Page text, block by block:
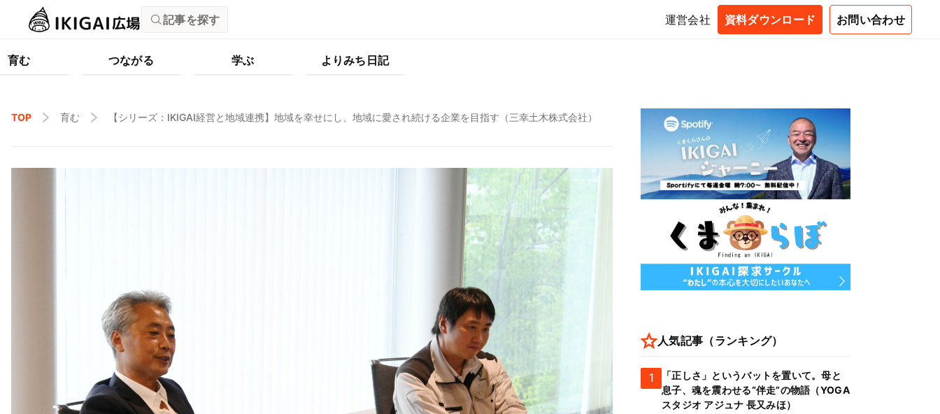
記事を探す 運営会社 資料ダウンロード お問い合わせ
育む つながる 学ぶ よりみち日記
TOP 育む 【シリーズ：IKIGAI経営と地域連携】地域を幸せにし、地域に愛され続ける企業を目指す（三幸土木株式会社）
人気記事（ランキング）
1
「正しさ」というバットを置いて。母と
息子、魂を震わせる“伴走”の物語（YOGA
スタジオ アジュナ 長又みほ）